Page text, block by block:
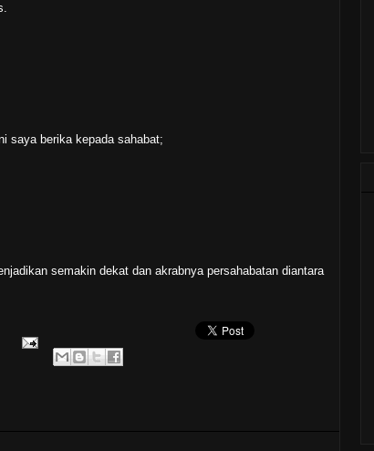
saya berika kepada sahabat;
semakin dekat dan akrabnya persahabatan diantara